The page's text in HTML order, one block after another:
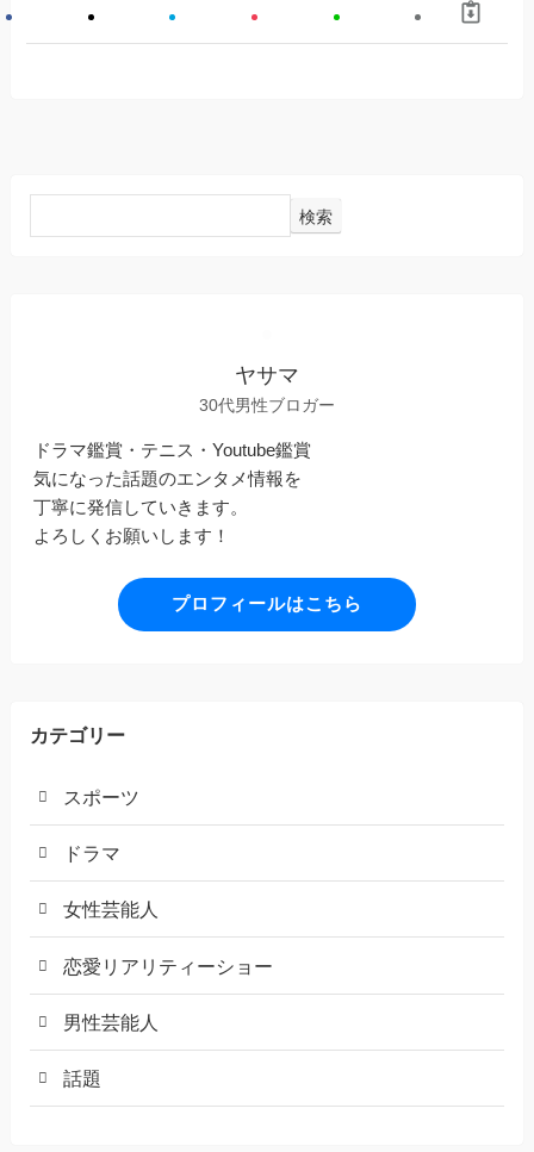
検索
ヤサマ
30代男性ブロガー
ドラマ鑑賞・テニス・Youtube鑑賞
気になった話題のエンタメ情報を
丁寧に発信していきます。
よろしくお願いします！
プロフィールはこちら
カテゴリー
スポーツ
ドラマ
女性芸能人
恋愛リアリティーショー
男性芸能人
話題